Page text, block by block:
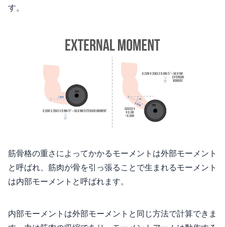
す。
筋骨格の重さによってかかるモーメントは外部モーメント
と呼ばれ、筋肉が骨を引っ張ることで生まれるモーメント
は内部モーメントと呼ばれます。
内部モーメントは外部モーメントと同じ方法で計算できま